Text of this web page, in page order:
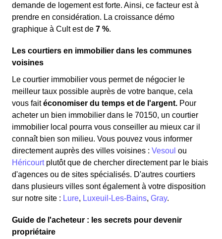
demande de logement est forte. Ainsi, ce facteur est à
prendre en considération. La croissance démo
graphique à Cult est de 7 %.
Les courtiers en immobilier dans les communes
voisines
Le courtier immobilier vous permet de négocier le
meilleur taux possible auprès de votre banque, cela
vous faitéconomiser du temps et de l'argent. Pour
acheter un bien immobilier dans le 70150, un courtier
immobilier local pourra vous conseiller au mieux car il
connaît bien son milieu. Vous pouvez vous informer
directement auprès des villes voisines : Vesoul ou
Héricourtplutôt que de chercher directement par le biais
d'agences ou de sites spécialisés. D'autres courtiers
dans plusieurs villes sont également à votre disposition
sur notre site : Lure, Luxeuil-Les-Bains, Gray.
Guide de l'acheteur : les secrets pour devenir
propriétaire